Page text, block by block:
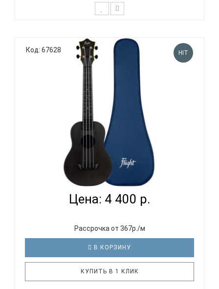
отзывчивая верхняя дека с системой W-пружин
(«веер») Флюрокарбоновые струны обеспечивают
яркое звучание Чрезвычайно прочная и
водонепроницаемая конструкция Выпуклая
задняя дека особой формы для объ..
Код: 67628 HIT
FLIGHT TUC-35 BK - УКУЛЕЛЕ КОНЦЕРТ
Цена: 4 400 р.
Рассрочка от 367р./м
В КОРЗИНУ
КУПИТЬ В 1 КЛИК